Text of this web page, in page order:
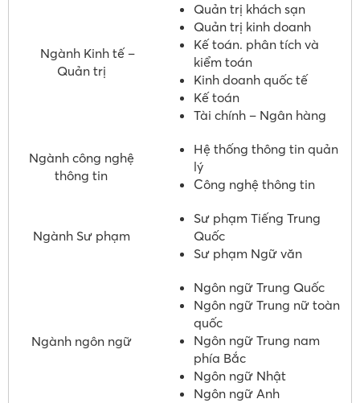
Ngành Kinh tế –
Quản trị
Quản trị khách sạn
Quản trị kinh doanh
Kế toán. phân tích và
kiểm toán
Kinh doanh quốc tế
Kế toán
Tài chính – Ngân hàng
Ngành công nghệ
thông tin
Hệ thống thông tin quản
lý
Công nghệ thông tin
Ngành Sư phạm
Sư phạm Tiếng Trung
Quốc
Sư phạm Ngữ văn
Ngành ngôn ngữ
Ngôn ngữ Trung Quốc
Ngôn ngữ Trung nữ toàn
quốc
Ngôn ngữ Trung nam
phía Bắc
Ngôn ngữ Nhật
Ngôn ngữ Anh